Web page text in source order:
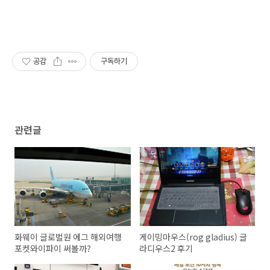
공감 구독하기
관련글
화웨이 글로벌원 에그 해외여행
포켓와이파이 써볼까?
게이밍마우스(rog gladius) 글
라디우스2 후기